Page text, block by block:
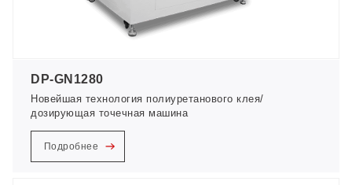
DP-GN1280
Новейшая технология полиуретанового клея/
дозирующая точечная машина
Подробнее